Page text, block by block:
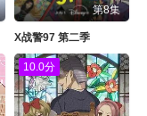
第8集
X战警97 第二季
10.0分